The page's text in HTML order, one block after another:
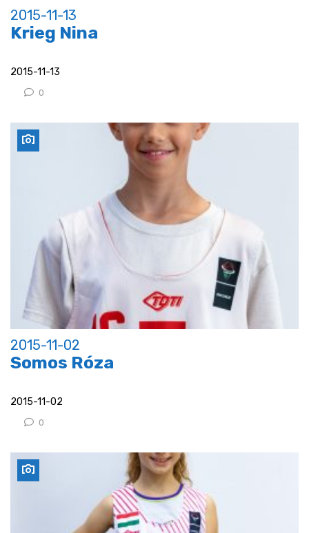
2015-11-13
Krieg Nina
2015-11-13
0
2015-11-02
Somos Róza
2015-11-02
0